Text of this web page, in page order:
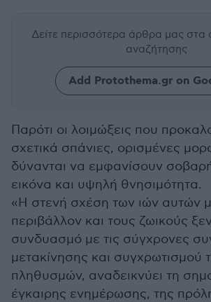
Δείτε περισσότερα άρθρα μας στα
αναζήτησης
Add Protothema.gr on
Παρότι οι λοιμώξεις που
σχετικά σπάνιες, ορισμένες
δύνανται να εμφανίσουν σοβαρή
εικόνα και υψηλή θνησιμότητα.
«Η στενή σχέση των ιών αυτών
περιβάλλον και τους ζωικούς
συνδυασμό με τις σύγχρονες
μετακίνησης και συγχρωτισμού
πληθυσμών, αναδεικνύει τη
έγκαιρης ενημέρωσης, της